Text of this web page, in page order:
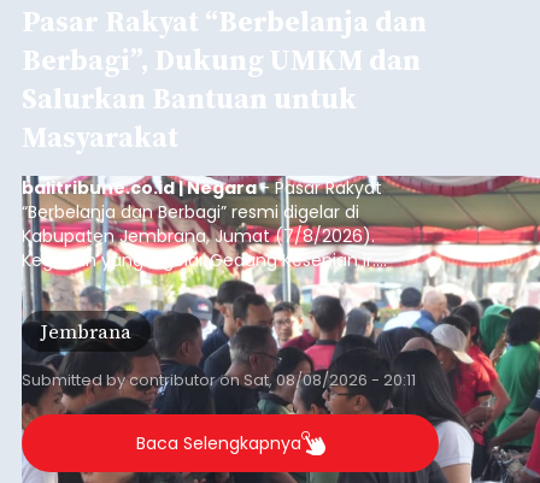
Pasar Rakyat “Berbelanja dan
Berbagi”, Dukung UMKM dan
Salurkan Bantuan untuk
Masyarakat
balitribune.co.id | Negara- Pasar Rakyat
“Berbelanja dan Berbagi” resmi digelar di
Kabupaten Jembrana, Jumat (7/8/2026).
Kegiatan yang digelar Gedung Kesenian Ir.
Soekarno ini memadukan pemberdayaan
ekonomi masyarakat dengan aksi sosial tersebut
mendapat antusiasme tinggi dan mencatat nilai
transaksi mencapai Rp672.733.200.
Jembrana
Submitted bycontributoronSat, 08/08/2026 - 20:11
Baca Selengkapnya